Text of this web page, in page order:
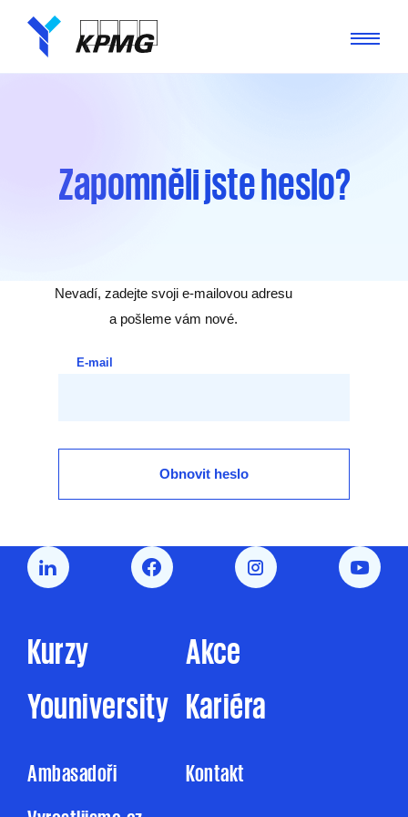
Zapomněli jste heslo?
Nevadí, zadejte svoji e-mailovou adresu
a pošleme vám nové.
E-mail
Obnovit heslo
Kurzy
Akce
Youniversity Kariéra
Ambasadoři
Kontakt